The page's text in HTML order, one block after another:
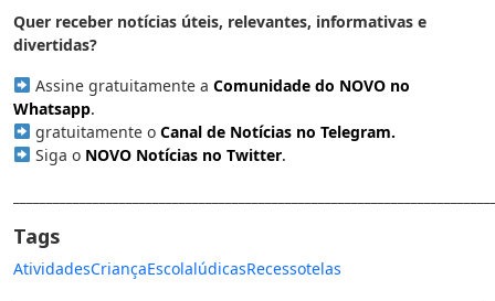
Quer receber notícias úteis, relevantes, informativas e
divertidas?
Assine gratuitamente a Comunidade do NOVO no
Whatsapp.
gratuitamente o Canal de Notícias no Telegram.
Siga o NOVO Notícias no Twitter.
Tags
AtividadesCriançaEscolalúdicasRecessotelas